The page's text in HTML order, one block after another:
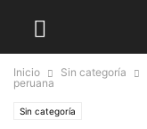
Inicio Sin categoría
peruana
Sin categoría